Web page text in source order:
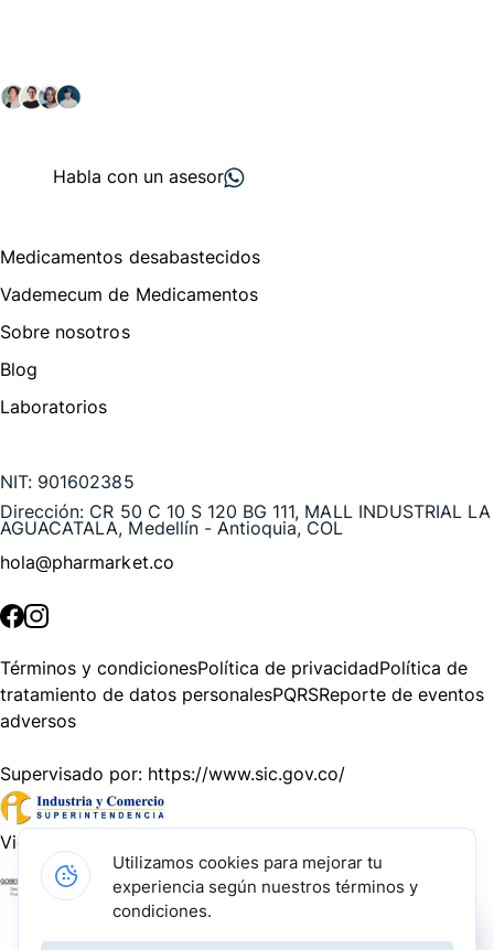
Habla con un asesor
Medicamentos desabastecidos
Vademecum de Medicamentos
Sobre nosotros
Blog
Laboratorios
NIT: 901602385
Dirección: CR 50 C 10 S 120 BG 111, MALL INDUSTRIAL LA
AGUACATALA, Medellín - Antioquia, COL
hola@pharmarket.co
Términos y condicionesPolítica de privacidadPolítica de
tratamiento de datos personalesPQRSReporte de eventos
adversos
Supervisado por: https://www.sic.gov.co/
Vigilado por:
Gracias a nuestros impulsadores, podemos presentarte la
solución tecnológica más avanzada para resolver los
Utilizamos cookies para mejorar tu
experiencia según nuestros términos y
condiciones.